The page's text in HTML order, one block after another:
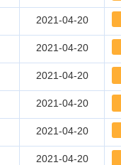
2021-04-20
2021-04-20
2021-04-20
2021-04-20
2021-04-20
2021-04-20